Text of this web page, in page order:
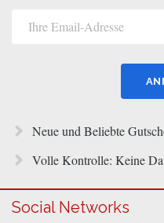
Neue und Beliebte
Volle Kontrolle: Keine
Social Networks